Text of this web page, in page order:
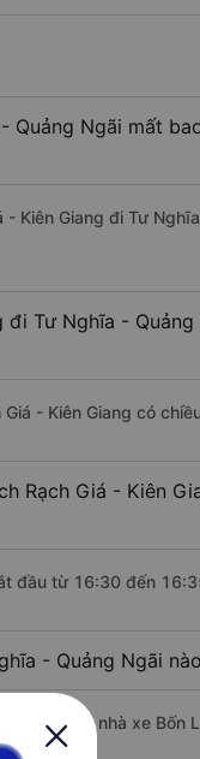
Quảng Ngãi mất
Kiên Giang đi Tư
Tư Nghĩa -
- Kiên Giang có
Rạch Giá - Kiên
đầu từ 16:30 đến
- Quảng Ngãi
là của nhà xe Bốn